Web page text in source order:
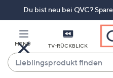
Du bist neu bei QVC?
MENÜ TV-RÜCKBLICK
Lieblingsprodukt
finden